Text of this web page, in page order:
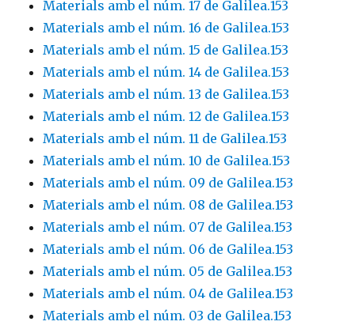
Materials amb el núm. 17 de Galilea.153
Materials amb el núm. 16 de Galilea.153
Materials amb el núm. 15 de Galilea.153
Materials amb el núm. 14 de Galilea.153
Materials amb el núm. 13 de Galilea.153
Materials amb el núm. 12 de Galilea.153
Materials amb el núm. 11 de Galilea.153
Materials amb el núm. 10 de Galilea.153
Materials amb el núm. 09 de Galilea.153
Materials amb el núm. 08 de Galilea.153
Materials amb el núm. 07 de Galilea.153
Materials amb el núm. 06 de Galilea.153
Materials amb el núm. 05 de Galilea.153
Materials amb el núm. 04 de Galilea.153
Materials amb el núm. 03 de Galilea.153